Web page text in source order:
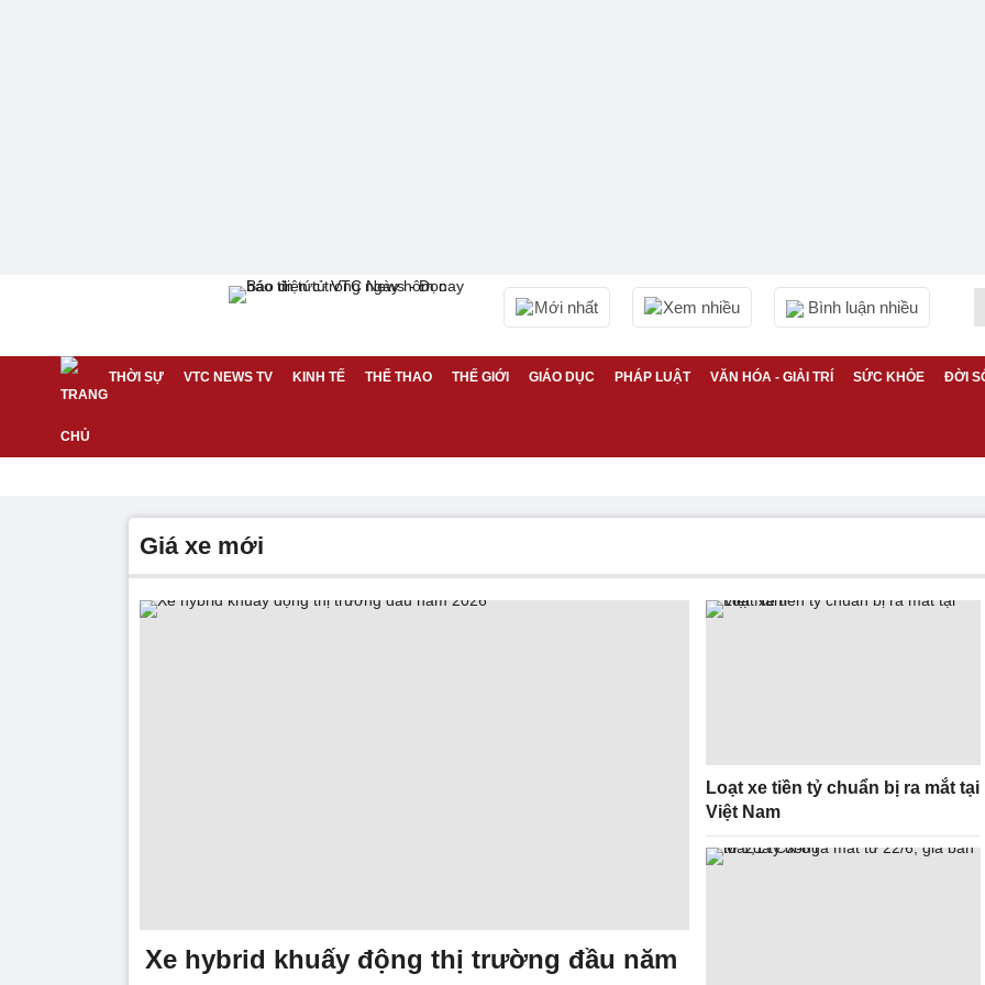
Mới nhất Xem nhiều Bình luận nhiều
THỜI SỰ VTC NEWS TV KINH TẾ THỂ THAO THẾ GIỚI GIÁO DỤC PHÁP LUẬT VĂN HÓA - GIẢI TRÍ SỨC KHỎE ĐỜI
giá xe mới
Xe hybrid khuấy động thị trường đầu năm
Loạt xe tiền tỷ chuẩn bị ra mắt tại
Việt Nam